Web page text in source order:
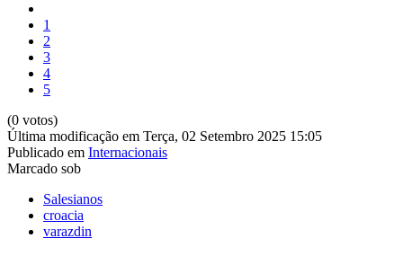
1
2
3
4
5
(0 votos)
Última modificação em Terça, 02 Setembro 2025 15:05
Publicado em Internacionais
Marcado sob
Salesianos
croacia
varazdin